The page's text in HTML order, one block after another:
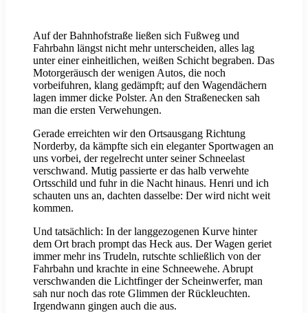
Auf der Bahnhofstraße ließen sich Fußweg und
Fahrbahn längst nicht mehr unterscheiden, alles lag
unter einer einheitlichen, weißen Schicht begraben. Das
Motorgeräusch der wenigen Autos, die noch
vorbeifuhren, klang gedämpft; auf den Wagendächern
lagen immer dicke Polster. An den Straßenecken sah
man die ersten Verwehungen.
Gerade erreichten wir den Ortsausgang Richtung
Norderby, da kämpfte sich ein eleganter Sportwagen an
uns vorbei, der regelrecht unter seiner Schneelast
verschwand. Mutig passierte er das halb verwehte
Ortsschild und fuhr in die Nacht hinaus. Henri und ich
schauten uns an, dachten dasselbe: Der wird nicht weit
kommen.
Und tatsächlich: In der langgezogenen Kurve hinter
dem Ort brach prompt das Heck aus. Der Wagen geriet
immer mehr ins Trudeln, rutschte schließlich von der
Fahrbahn und krachte in eine Schneewehe. Abrupt
verschwanden die Lichtfinger der Scheinwerfer, man
sah nur noch das rote Glimmen der Rückleuchten.
Irgendwann gingen auch die aus.